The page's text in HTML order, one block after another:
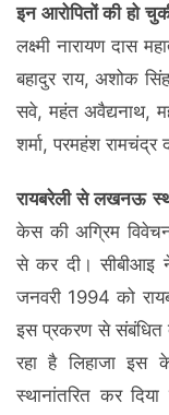
इन आरोपितों की हो
लक्ष्मी नारायण दास
बहादुर राय, अशोक
सवे, महंत अवैद्यनाथ,
शर्मा, परमहंश
रायबरेली से लखनऊ
केस की अग्रिम
से कर दी।
जनवरी 1994 को
इस प्रकरण से संबंधित
रहा है लिहाजा
स्थानांतरित कर